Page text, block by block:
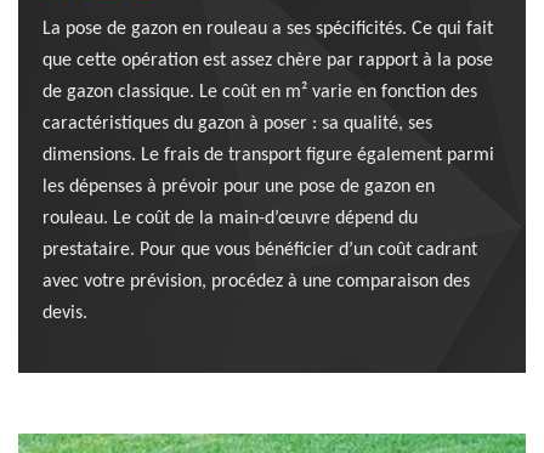
La pose de gazon en rouleau a ses spécificités. Ce qui fait
que cette opération est assez chère par rapport à la pose
de gazon classique. Le coût en m² varie en fonction des
caractéristiques du gazon à poser : sa qualité, ses
dimensions. Le frais de transport figure également parmi
les dépenses à prévoir pour une pose de gazon en
rouleau. Le coût de la main-d’œuvre dépend du
prestataire. Pour que vous bénéficier d’un coût cadrant
avec votre prévision, procédez à une comparaison des
devis.